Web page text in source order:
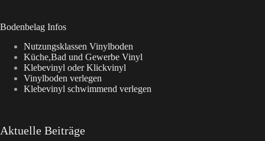
Bodenbelag Infos
Nutzungsklassen Vinylboden
Küche,Bad und Gewerbe Vinyl
Klebevinyl oder Klickvinyl
Vinylboden verlegen
Klebevinyl schwimmend verlegen
Aktuelle Beiträge